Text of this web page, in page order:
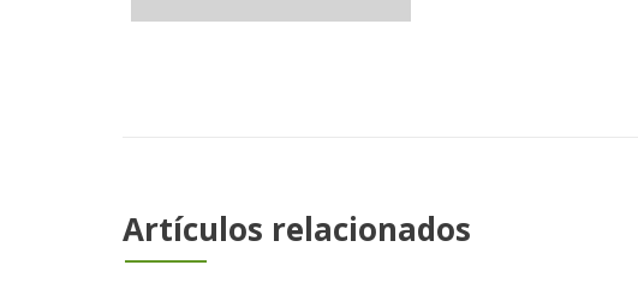
Artículos relacionados